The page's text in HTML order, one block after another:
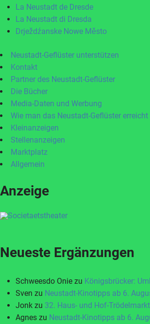
La Neustadt de Dresde
La Neustadt di Dresda
Drježdźanske Nowe Město
Neustadt-Geflüster unterstützen
Kontakt
Partner des Neustadt-Geflüster
Die Bücher
Media-Daten und Werbung
Wie man das Neustadt-Geflüster erreicht
Kleinanzeigen
Stellenanzeigen
Marktplatz
Allgemein
Anzeige
Neueste Ergänzungen
Schweesdo Onie zu Königsbrücker:
Sven zu Neustadt-Kinotipps ab 6.
Jonk zu 32. Haus- und Hof-
Agnes zu Neustadt-Kinotipps ab 6.